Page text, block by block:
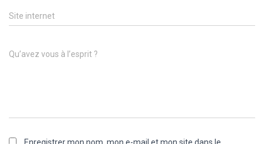
Site internet
Qu’avez vous à l’esprit ?